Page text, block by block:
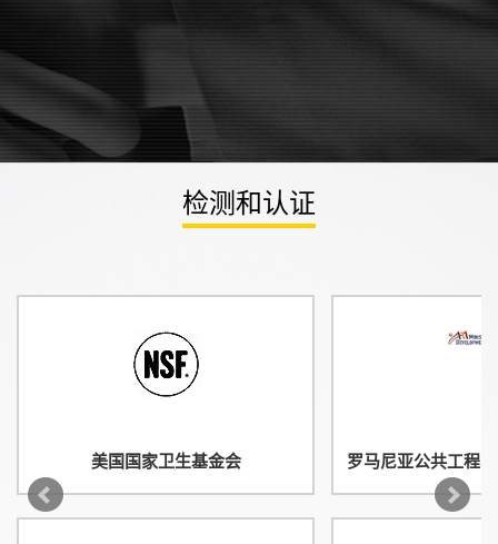
检测和认证
美国国家卫生基金会 罗马尼亚公共工程